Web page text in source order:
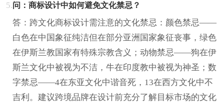
5.问：商标设计中如何避免文化禁忌？
答：跨文化商标设计需注意的文化禁忌：颜色禁忌——
白色在中国象征纯洁但在部分亚洲国家象征丧事，绿色
在伊斯兰教国家有特殊宗教含义；动物禁忌——狗在伊
斯兰文化中被视为不洁，牛在印度教中被视为神圣；数
字禁忌——4在东亚文化中谐音死，13在西方文化中不
吉利。建议跨境品牌在设计前充分了解目标市场的文化